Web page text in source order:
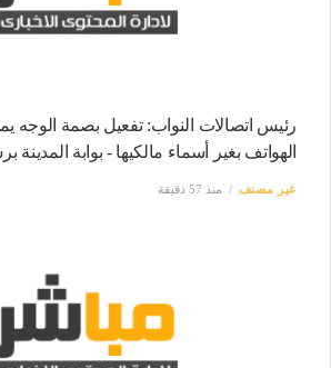
رئيس اتصالات النواب: تفعيل بصمة الوجه
الهواتف بغير أسماء مالكيها - بوابة المدينة
غير مصنف منذ 57 دقيقة